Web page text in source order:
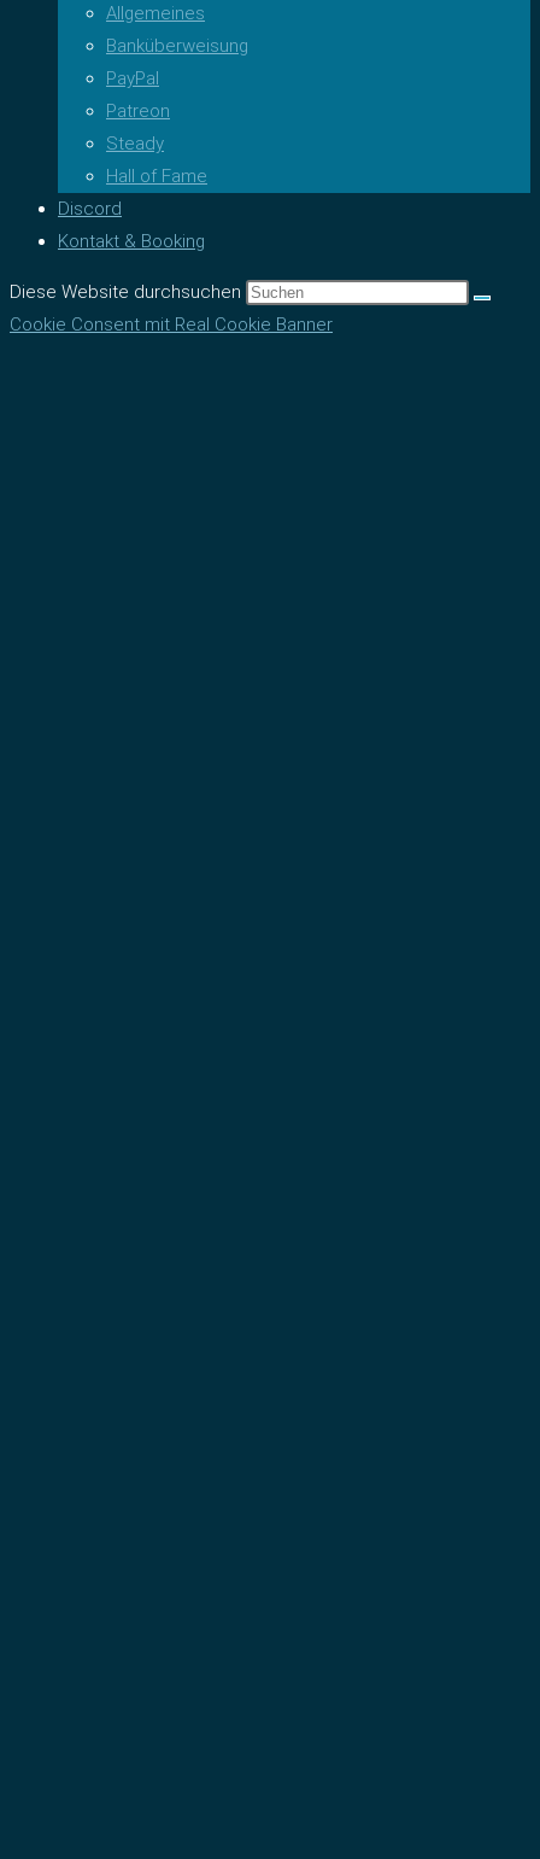
Allgemeines
Banküberweisung
PayPal
Patreon
Steady
Hall of Fame
Discord
Kontakt & Booking
Diese Website durchsuchen
Cookie Consent mit Real Cookie Banner